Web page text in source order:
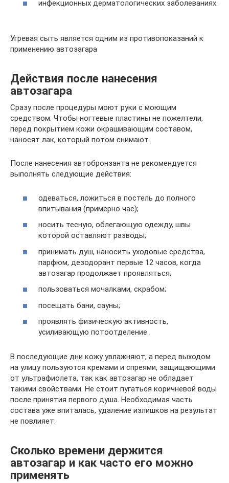
инфекционных дерматологических заболеваниях.
Угревая сыть является одним из противопоказаний к
применению автозагара
Действия после нанесения
автозагара
Сразу после процедуры моют руки с моющим
средством. Чтобы ногтевые пластины не пожелтели,
перед покрытием кожи окрашивающим составом,
наносят лак, который потом снимают.
После нанесения автобронзанта не рекомендуется
выполнять следующие действия:
одеваться, ложиться в постель до полного
впитывания (примерно час);
носить тесную, облегающую одежду, швы
которой оставляют разводы;
принимать душ, наносить уходовые средства,
парфюм, дезодорант первые 12 часов, когда
автозагар продолжает проявляться;
пользоваться мочалками, скрабом;
посещать бани, сауны;
проявлять физическую активность,
усиливающую потоотделение.
В последующие дни кожу увлажняют, а перед выходом
на улицу пользуются кремами и спреями, защищающими
от ультрафиолета, так как автозагар не обладает
такими свойствами. Не стоит пугаться коричневой воды
после принятия первого душа. Необходимая часть
состава уже впиталась, удаление излишков на результат
не повлияет.
Сколько времени держится
автозагар и как часто его можно
применять